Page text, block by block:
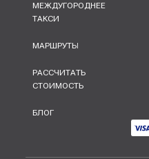
МЕЖДУГОРОДНЕЕ
ТАКСИ
МАРШРУТЫ
РАССЧИТАТЬ
СТОИМОСТЬ
БЛОГ